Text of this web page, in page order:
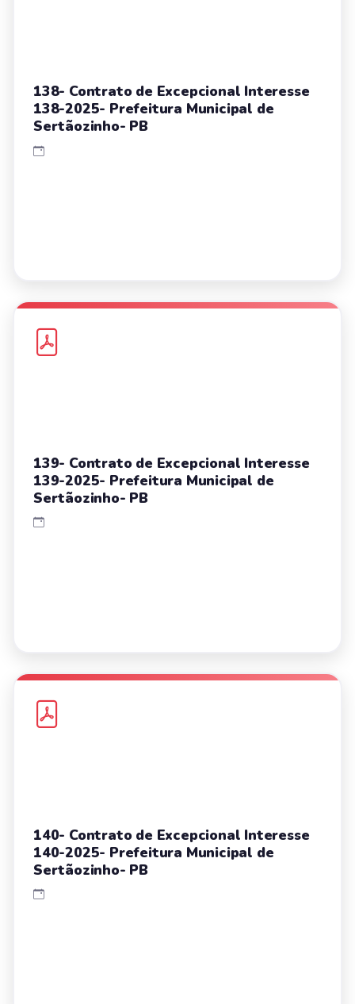
138- Contrato de Excepcional Interesse
138-2025- Prefeitura Municipal de
Sertãozinho- PB
139- Contrato de Excepcional Interesse
139-2025- Prefeitura Municipal de
Sertãozinho- PB
140- Contrato de Excepcional Interesse
140-2025- Prefeitura Municipal de
Sertãozinho- PB